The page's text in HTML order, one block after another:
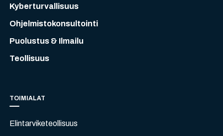
Kyberturvallisuus
Ohjelmistokonsultointi
Puolustus & Ilmailu
Teollisuus
TOIMIALAT
Elintarviketeollisuus